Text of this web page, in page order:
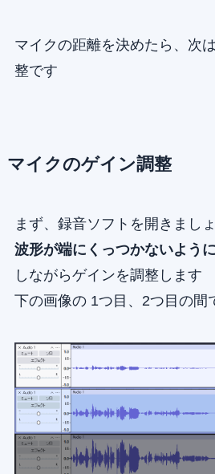
マイクの距離を決めたら、次
整です
マイクのゲイン調整
まず、録音ソフトを開きまし
波形が端にくっつかないように
しながらゲインを調整します
下の画像の 1つ目、2つ目の間